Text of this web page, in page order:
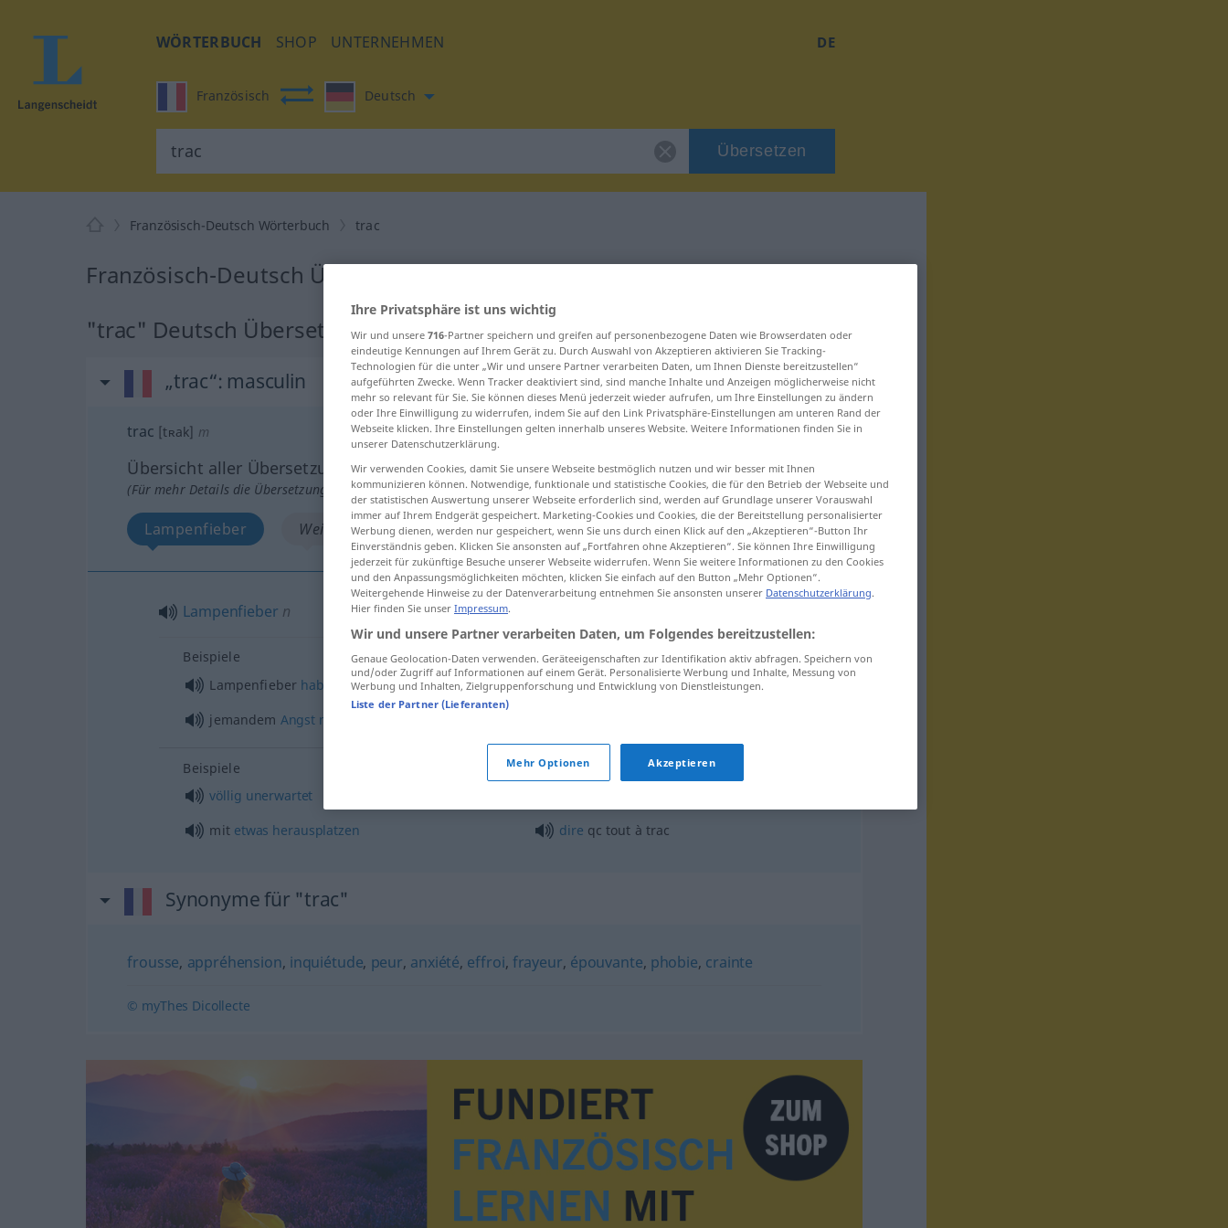
WÖRTERBUCH SHOP UNTERNEHMEN DE
Französisch Deutsch
Übersetzen
Französisch-Deutsch Wörterbuch trac
Französisch-Deutsch Übersetzung für "trac"
"trac" Deutsch Übersetzung
„trac“: masculin
trac [tʀak] m
Übersicht aller Übersetzungen
(Für mehr Details die Übersetzung anklicken/antippen)
Lampenfieber Weitere Beispiele...
Lampenfieber n
Beispiele
Lampenfieber haben
avoir le trac
jemandem Angst machen
Beispiele
völlig unerwartet
mit etwas herausplatzen dire qc tout à trac
Synonyme für "trac"
frousse, appréhension, inquiétude, peur, anxiété, effroi, frayeur, épouvante, phobie, crainte
© myThes Dicollecte
Ihre Privatsphäre ist uns wichtig
Wir und unsere 716-Partner speichern und greifen auf personenbezogene Daten wie Browserdaten oder
eindeutige Kennungen auf Ihrem Gerät zu. Durch Auswahl von Akzeptieren aktivieren Sie Tracking-
Technologien für die unter „Wir und unsere Partner verarbeiten Daten, um Ihnen Dienste bereitzustellen“
aufgeführten Zwecke. Wenn Tracker deaktiviert sind, sind manche Inhalte und Anzeigen möglicherweise nicht
mehr so relevant für Sie. Sie können dieses Menü jederzeit wieder aufrufen, um Ihre Einstellungen zu ändern
oder Ihre Einwilligung zu widerrufen, indem Sie auf den Link Privatsphäre-Einstellungen am unteren Rand der
Webseite klicken. Ihre Einstellungen gelten innerhalb unseres Website. Weitere Informationen finden Sie in
unserer Datenschutzerklärung.
Wir verwenden Cookies, damit Sie unsere Webseite bestmöglich nutzen und wir besser mit Ihnen
kommunizieren können. Notwendige, funktionale und statistische Cookies, die für den Betrieb der Webseite und
der statistischen Auswertung unserer Webseite erforderlich sind, werden auf Grundlage unserer Vorauswahl
immer auf Ihrem Endgerät gespeichert. Marketing-Cookies und Cookies, die der Bereitstellung personalisierter
Werbung dienen, werden nur gespeichert, wenn Sie uns durch einen Klick auf den „Akzeptieren“-Button Ihr
Einverständnis geben. Klicken Sie ansonsten auf „Fortfahren ohne Akzeptieren“. Sie können Ihre Einwilligung
jederzeit für zukünftige Besuche unserer Webseite widerrufen. Wenn Sie weitere Informationen zu den Cookies
und den Anpassungsmöglichkeiten möchten, klicken Sie einfach auf den Button „Mehr Optionen“.
Weitergehende Hinweise zu der Datenverarbeitung entnehmen Sie ansonsten unserer Datenschutzerklärung.
Hier finden Sie unser Impressum.
Wir und unsere Partner verarbeiten Daten, um Folgendes bereitzustellen:
Genaue Geolocation-Daten verwenden. Geräteeigenschaften zur Identifikation aktiv abfragen. Speichern von
und/oder Zugriff auf Informationen auf einem Gerät. Personalisierte Werbung und Inhalte, Messung von
Werbung und Inhalten, Zielgruppenforschung und Entwicklung von Dienstleistungen.
Liste der Partner (Lieferanten)
Mehr Optionen Akzeptieren